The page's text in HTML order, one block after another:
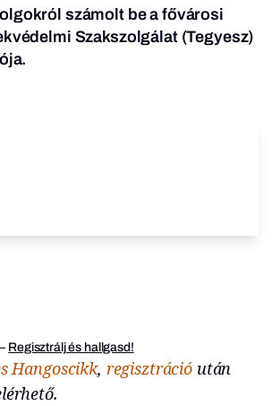
számolt be a fővárosi
Szakszolgálat (Tegyesz)
Regisztrálj és hallgasd!
Hangoscikk, regisztrációután